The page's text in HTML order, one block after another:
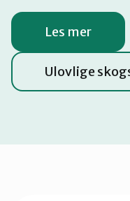
Les mer
Ulovlige